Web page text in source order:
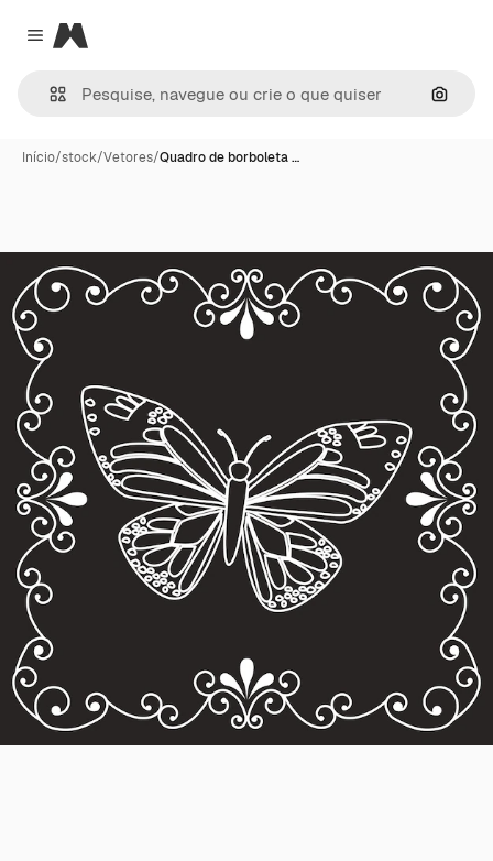
Close menu
Magnific
Início/stock/Vetores/Quadro de borboleta …